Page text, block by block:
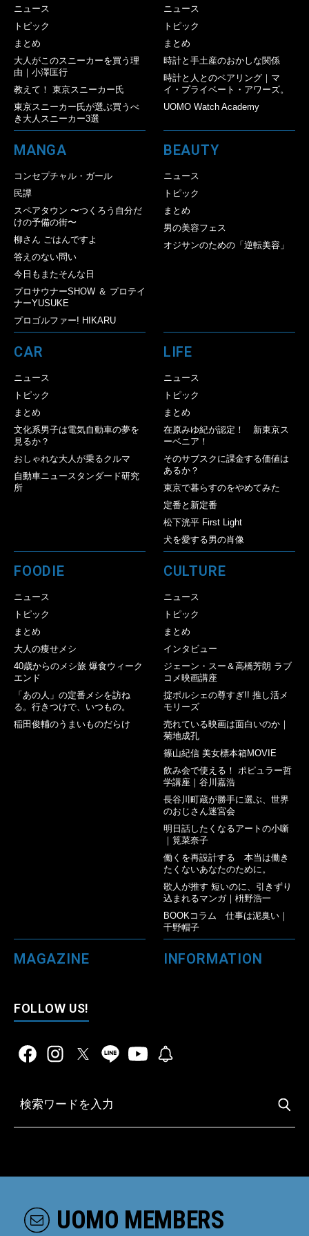
ニュース
トピック
まとめ
大人がこのスニーカーを買う理
由｜小澤匡行
教えて！ 東京スニーカー氏
東京スニーカー氏が選ぶ買うべ
き大人スニーカー3選
ニュース
トピック
まとめ
時計と手土産のおかしな関係
時計と人とのペアリング｜マ
イ・プライベート・アワーズ。
UOMO Watch Academy
MANGA
コンセプチャル・ガール
民譚
スペアタウン 〜つくろう自分だ
けの予備の街〜
柳さん ごはんですよ
答えのない問い
今日もまたそんな日
プロサウナーSHOW ＆ プロテイ
ナーYUSUKE
プロゴルファー! HIKARU
BEAUTY
ニュース
トピック
まとめ
男の美容フェス
オジサンのための「逆転美容」
CAR
ニュース
トピック
まとめ
文化系男子は電気自動車の夢を
見るか？
おしゃれな大人が乗るクルマ
自動車ニュースタンダード研究
所
LIFE
ニュース
トピック
まとめ
在原みゆ紀が認定！ 新東京ス
ーベニア！
そのサブスクに課金する価値は
あるか？
東京で暮らすのをやめてみた
定番と新定番
松下洸平 First Light
犬を愛する男の肖像
FOODIE
ニュース
トピック
まとめ
大人の痩せメシ
40歳からのメシ旅 爆食ウィーク
エンド
「あの人」の定番メシを訪ね
る。行きつけで、いつもの。
稲田俊輔のうまいものだらけ
CULTURE
ニュース
トピック
まとめ
インタビュー
ジェーン・スー＆高橋芳朗 ラブ
コメ映画講座
掟ポルシェの尊すぎ!! 推し活メ
モリーズ
売れている映画は面白いのか｜
菊地成孔
篠山紀信 美女標本箱MOVIE
飲み会で使える！ ポピュラー哲
学講座｜谷川嘉浩
長谷川町蔵が勝手に選ぶ、世界
のおじさん迷宮会
明日話したくなるアートの小噺
｜筧菜奈子
働くを再設計する 本当は働き
たくないあなたのために。
歌人が推す 短いのに、引きずり
込まれるマンガ｜枡野浩一
BOOKコラム 仕事は泥臭い｜
千野帽子
MAGAZINE INFORMATION
FOLLOW US!
UOMO MEMBERS